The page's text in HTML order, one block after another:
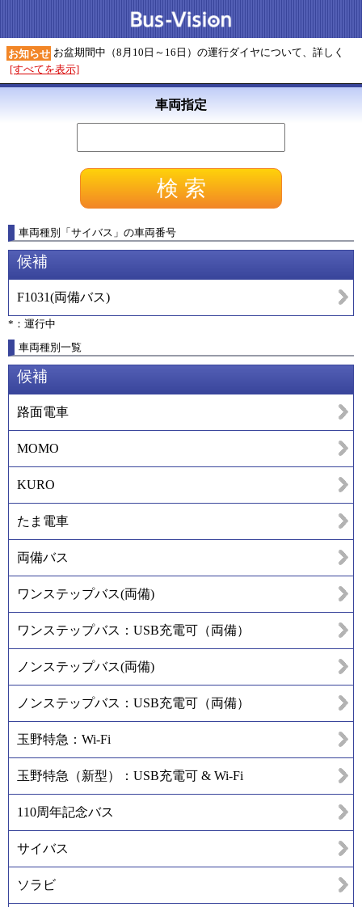
お知らせ お盆期間中（8月10日～16日）の運行ダイヤについて、詳しく
[すべてを表示]
車両指定
車両種別 「サイバス 」 の車両番号
候補
F1031(両備バス)
*：運行中
車両種別一覧
候補
路面電車
MOMO
KURO
たま電車
両備バス
ワンステップバス(両備)
ワンステップバス：USB充電可（両備）
ノンステップバス(両備)
ノンステップバス：USB充電可（両備）
玉野特急：Wi-Fi
玉野特急（新型）：USB充電可 & Wi-Fi
110周年記念バス
サイバス
ソラビ